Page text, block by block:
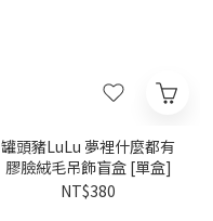
罐頭豬LuLu 夢裡什麼都有
膠臉絨毛吊飾盲盒 [單盒]
NT$380